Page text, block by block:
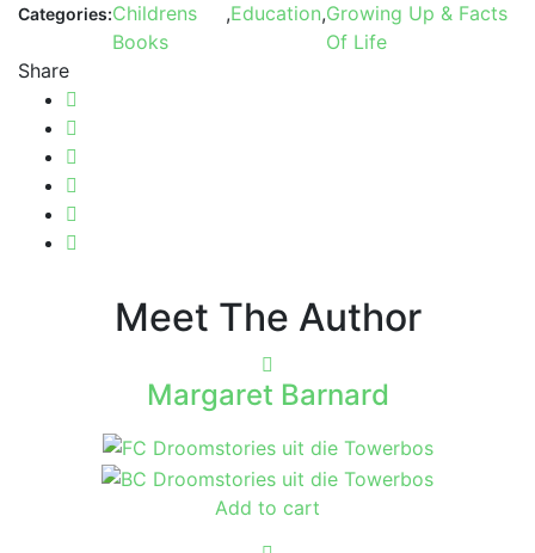
Categories:Childrens
Books
,Education,Growing Up & Facts
Of Life
Share
Meet The Author
Margaret Barnard
Add to cart